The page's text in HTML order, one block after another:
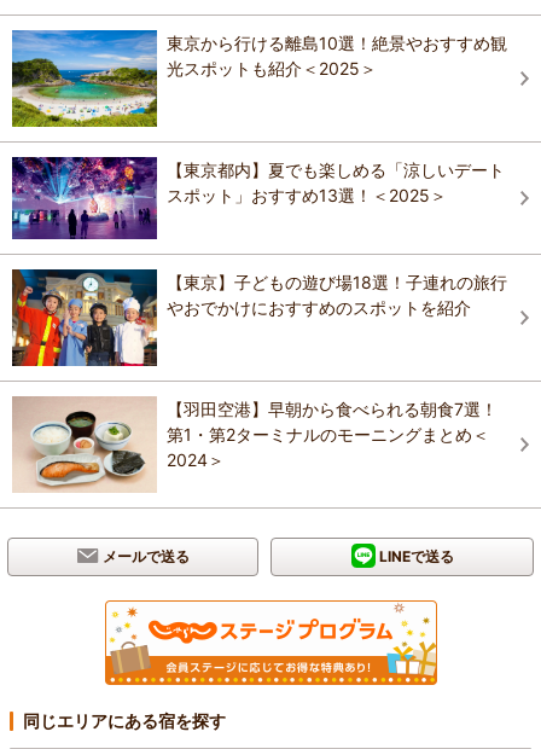
東京から行ける離島10選！絶景やおすすめ観
光スポットも紹介＜2025＞
【東京都内】夏でも楽しめる「涼しいデート
スポット」おすすめ13選！＜2025＞
【東京】子どもの遊び場18選！子連れの旅行
やおでかけにおすすめのスポットを紹介
【羽田空港】早朝から食べられる朝食7選！
第1・第2ターミナルのモーニングまとめ＜
2024＞
メールで送る LINEで送る
同じエリアにある宿を探す